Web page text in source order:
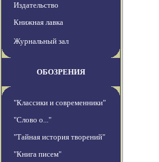
Издательство
Книжная лавка
Журнальный зал
ОБОЗРЕНИЯ
"Классики и современники"
"Слово о..."
"Тайная история творений"
"Книга писем"